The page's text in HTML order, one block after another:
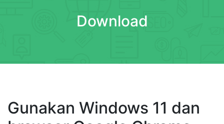
Download
Gunakan Windows 11 dan